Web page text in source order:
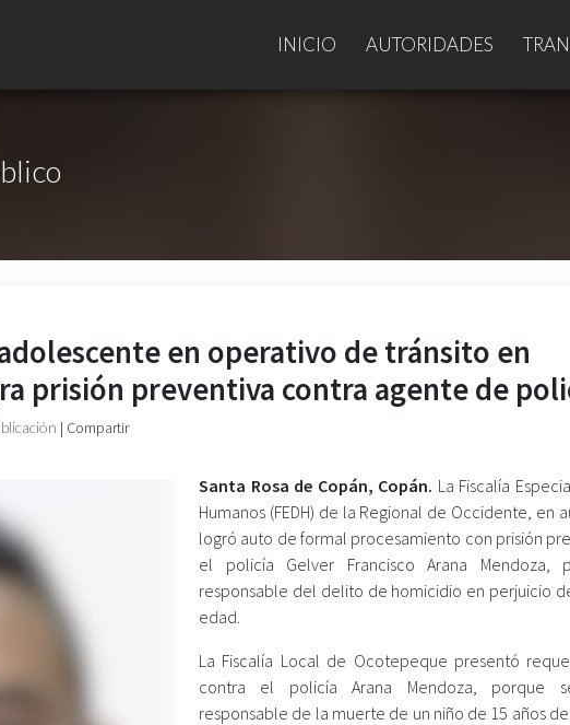
INICIO AUTORIDADES
en operativo de tránsito en
prisión preventiva contra agente de
| Compartir
Santa Rosa de Copán, Copán. La Fiscalía
Humanos (FEDH) de la Regional de Occidente, en
logró auto de formal procesamiento con prisión
el policía Gelver Francisco Arana Mendoza,
responsable del delito de homicidio en perjuicio
edad.
La Fiscalía Local de Ocotepeque presentó
contra el policía Arana Mendoza, porque
responsable de la muerte de un niño de 15 años